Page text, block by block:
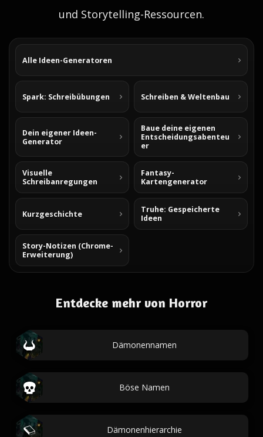
und Storytelling-Ressourcen.
Alle Ideen-Generatoren
Spark: Schreibübungen Schreiben & Weltenbau
Dein eigener Ideen-
Generator
Baue deine eigenen
Entscheidungsabenteu
er
Visuelle
Schreibanregungen
Fantasy-
Kartengenerator
Kurzgeschichte
Truhe: Gespeicherte
Ideen
Story-Notizen (Chrome-
Erweiterung)
Entdecke mehr von Horror
Dämonennamen
Böse Namen
Dämonenhierarchie